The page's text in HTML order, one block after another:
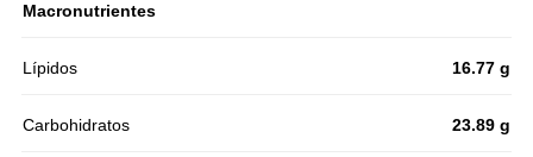
Macronutrientes
Lípidos 16.77 g
Carbohidratos 23.89 g